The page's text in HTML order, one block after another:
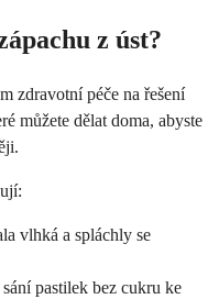
z úst?
zdravotní péče na řešení
můžete dělat doma, abyste
vlhká a spláchly se
pastilek bez cukru ke